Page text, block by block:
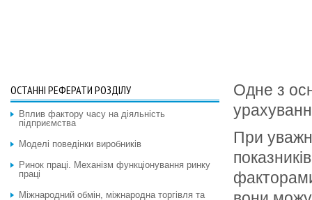
Одне з
При
ОСТАННІ РЕФЕРАТИ РОЗДІЛУ
Вплив фактору часу на діяльність
підприємства
Моделі поведінки виробників
Ринок праці. Механізм функціонування ринку
праці
Міжнародний обмін, міжнародна торгівля та